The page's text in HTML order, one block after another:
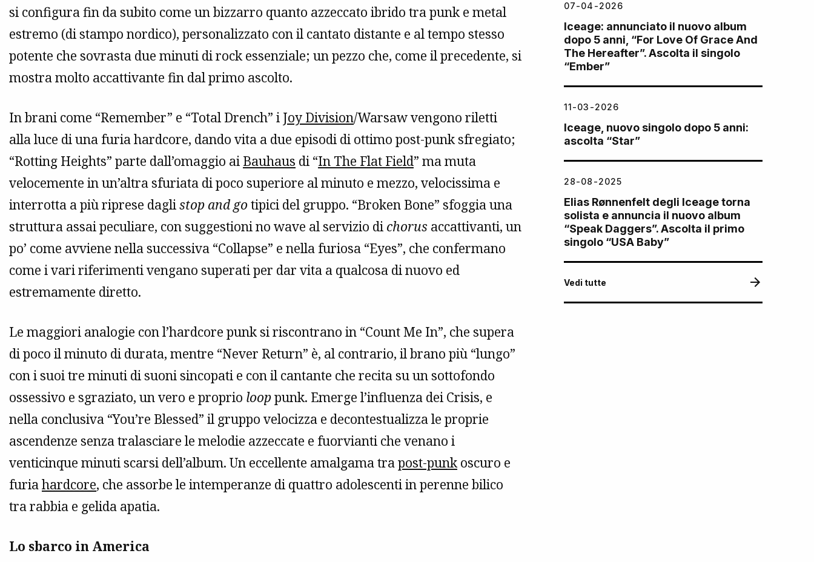
si configura fin da subito come un bizzarro quanto azzeccato ibrido tra punk e metal
estremo (di stampo nordico), personalizzato con il cantato distante e al tempo stesso
potente che sovrasta due minuti di rock essenziale; un pezzo che, come il precedente, si
mostra molto accattivante fin dal primo ascolto.
In brani come “Remember” e “Total Drench” i Joy Division/Warsaw vengono riletti
alla luce di una furia hardcore, dando vita a due episodi di ottimo post-punk sfregiato;
“Rotting Heights” parte dall’omaggio ai Bauhaus di “In The Flat Field” ma muta
velocemente in un’altra sfuriata di poco superiore al minuto e mezzo, velocissima e
interrotta a più riprese daglistop and gotipici del gruppo. “Broken Bone” sfoggia una
struttura assai peculiare, con suggestioni no wave al servizio di chorus accattivanti, un
po’ come avviene nella successiva “Collapse” e nella furiosa “Eyes”, che confermano
come i vari riferimenti vengano superati per dar vita a qualcosa di nuovo ed
estremamente diretto.
Le maggiori analogie con l’hardcore punk si riscontrano in “Count Me In”, che supera
di poco il minuto di durata, mentre “Never Return” è, al contrario, il brano più “lungo”
con i suoi tre minuti di suoni sincopati e con il cantante che recita su un sottofondo
ossessivo e sgraziato, un vero e proprio looppunk. Emerge l’influenza dei Crisis, e
nella conclusiva “You’re Blessed” il gruppo velocizza e decontestualizza le proprie
ascendenze senza tralasciare le melodie azzeccate e fuorvianti che venano i
venticinque minuti scarsi dell’album. Un eccellente amalgama trapost-punkoscuro e
furiahardcore, che assorbe le intemperanze di quattro adolescenti in perenne bilico
tra rabbia e gelida apatia.
Lo sbarco in America
07-04-2026
Iceage: annunciato il nuovo album
dopo 5 anni, “For Love Of Grace And
The Hereafter”. Ascolta il singolo
“Ember”
11-03-2026
Iceage, nuovo singolo dopo 5 anni:
ascolta “Star”
28-08-2025
Elias Rønnenfelt degli Iceage torna
solista e annuncia il nuovo album
“Speak Daggers”. Ascolta il primo
singolo “USA Baby”
Vedi tutte